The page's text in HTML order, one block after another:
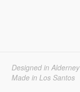
Designed in Alderney
Made in Los Santos